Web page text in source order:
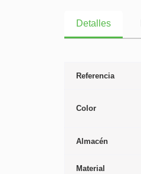
Detalles
Referencia
Color
Almacén
Material